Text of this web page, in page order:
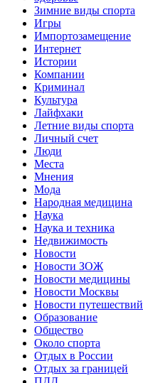
Зимние виды спорта
Игры
Импортозамещение
Интернет
Истории
Компании
Криминал
Культура
Лайфхаки
Летние виды спорта
Личный счет
Люди
Места
Мнения
Мода
Народная медицина
Наука
Наука и техника
Недвижимость
Новости
Новости ЗОЖ
Новости медицины
Новости Москвы
Новости путешествий
Образование
Общество
Около спорта
Отдых в России
Отдых за границей